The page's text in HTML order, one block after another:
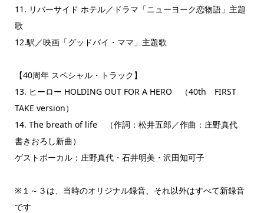
11. リバーサイド ホテル／ドラマ「ニューヨーク恋物語」主題
歌
12.駅／映画「グッドバイ・ママ」主題歌
【40周年 スペシャル・トラック】
13. ヒーロー HOLDING OUT FOR A HERO （40th FIRST
TAKE version）
14. The breath of life （作詞：松井五郎／作曲：庄野真代
書きおろし新曲）
ゲストボーカル：庄野真代・石井明美・沢田知可子
※１～３は、当時のオリジナル録音、それ以外はすべて新録音
です